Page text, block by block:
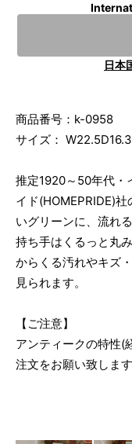
日本
商品番号：k-0958
サイズ：
推定1920～50年代・
イド(HOMEPRIDE)
いグリーンに、流れ
持ち手はくるっと丸
からくる汚れやキズ
見られます。
【ご注意】
アンティークの特性(
注文をお願い致します